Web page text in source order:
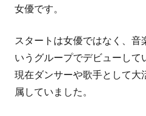
女優です。
スタートは女優ではなく、
いうグループでデビューし
現在ダンサーや歌手として
属していました。